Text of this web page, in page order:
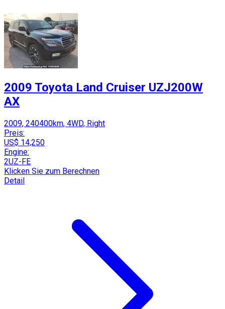
2009 Toyota Land Cruiser UZJ200W
AX
2009, 240400km, 4WD, Right
Preis:
US$ 14,250
Engine:
2UZ-FE
Klicken Sie zum Berechnen
Detail